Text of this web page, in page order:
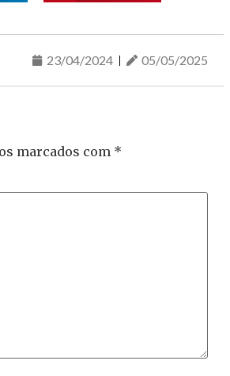
23/04/2024 05/05/2025
marcados com *